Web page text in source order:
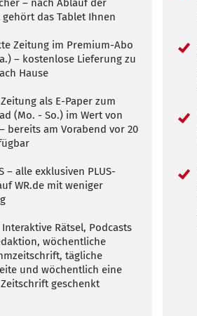
das Tablet Ihnen
Zeitung im Premium-Abo
– kostenlose Lieferung zu
Hause
als E-Paper zum
(Mo. - So.) im Wert von
bereits am Vorabend vor 20
– alle exklusiven PLUS-
WR.de mit weniger
Interaktive Rätsel, Podcasts
wöchentliche
tägliche
und wöchentlich eine
geschenkt